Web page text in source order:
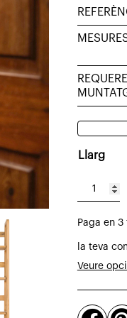
Llarg
quantitat
Leaf
de
massissa
Paga en
la teva
Veure